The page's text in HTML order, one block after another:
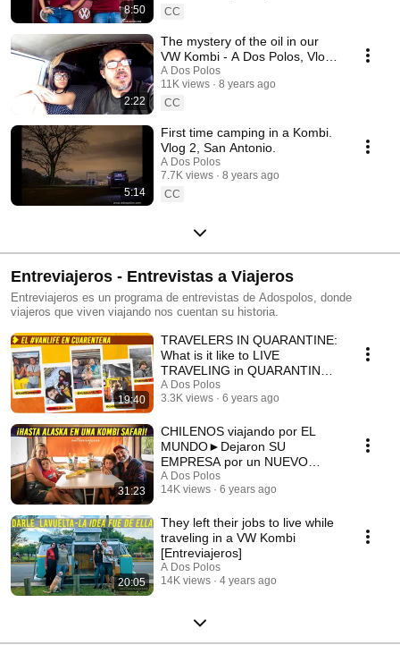
8:50
CC
2:22
The mystery of the oil in our
VW Kombi - A Dos Polos, Vlog
1.
A Dos Polos
11K views
8 years ago
CC
5:14
First time camping in a Kombi.
Vlog 2, San Antonio.
A Dos Polos
7.7K views
8 years ago
CC
Entreviajeros - Entrevistas a Viajeros
Entreviajeros es un programa de entrevistas de Adospolos, donde
viajeros que viven viajando nos cuentan su historia.
19:40
TRAVELERS IN QUARANTINE:
What is it like to LIVE
TRAVELING in QUARANTINE?
{ 5 Stories told by them }
A Dos Polos
3.3K views
6 years ago
31:23
CHILENOS viajando por EL
MUNDO►Dejaron SU
EMPRESA por un NUEVO
ESTILO DE VIDA[Entreviajeros
5/6][T2]
A Dos Polos
14K views
6 years ago
20:05
They left their jobs to live while
traveling in a VW Kombi
[Entreviajeros]
A Dos Polos
14K views
4 years ago